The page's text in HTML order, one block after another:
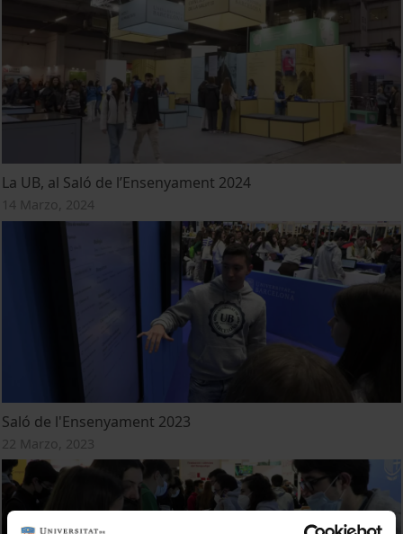
La UB, al Saló de l’Ensenyament 2024
14 Marzo, 2024
Saló de l'Ensenyament 2023
22 Marzo, 2023